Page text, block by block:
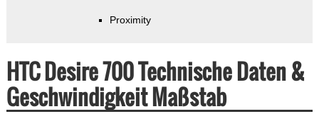
Proximity
HTC Desire 700 Technische Daten &
Geschwindigkeit Maßstab